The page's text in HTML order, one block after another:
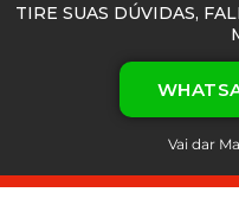
TIRE SUAS DÚVIDAS,
Vai dar